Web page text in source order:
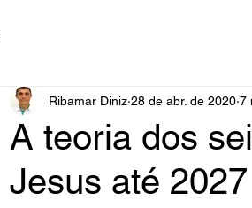
A teoria dos
Jesus até 2027
Ribamar Diniz 28 de abr. de 2020 7